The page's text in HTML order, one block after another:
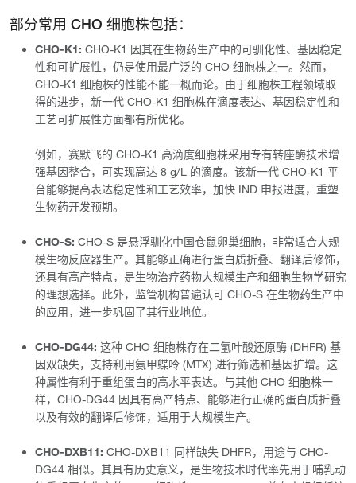
部分常用 CHO 细胞株包括：
CHO-K1: CHO-K1 因其在生物药生产中的可驯化性、基因稳定
性和可扩展性，仍是使用最广泛的 CHO 细胞株之一。然而，
CHO-K1 细胞株的性能不能一概而论。由于细胞株工程领域取
得的进步，新一代 CHO-K1 细胞株在滴度表达、基因稳定性和
工艺可扩展性方面都有所优化。
例如，赛默飞的 CHO-K1 高滴度细胞株采用专有转座酶技术增
强基因整合，可实现高达 8 g/L 的滴度。该新一代 CHO-K1 平
台能够提高表达稳定性和工艺效率，加快 IND 申报进度，重塑
生物药开发预期。
CHO-S: CHO-S 是悬浮驯化中国仓鼠卵巢细胞，非常适合大规
模生物反应器生产。其能够正确进行蛋白质折叠、翻译后修饰，
还具有高产特点，是生物治疗药物大规模生产和细胞生物学研究
的理想选择。此外，监管机构普遍认可 CHO-S 在生物药生产中
的应用，进一步巩固了其行业地位。
CHO-DG44: 这种 CHO 细胞株存在二氢叶酸还原酶 (DHFR) 基
因双缺失，支持利用氨甲蝶呤 (MTX) 进行筛选和基因扩增。这
种属性有利于重组蛋白的高水平表达。与其他 CHO 细胞株一
样，CHO-DG44 因具有高产特点、能够进行正确的蛋白质折叠
以及有效的翻译后修饰，适用于大规模生产。
CHO-DXB11: CHO-DXB11 同样缺失 DHFR，用途与 CHO-
DG44 相似。其具有历史意义，是生物技术时代率先用于哺乳动